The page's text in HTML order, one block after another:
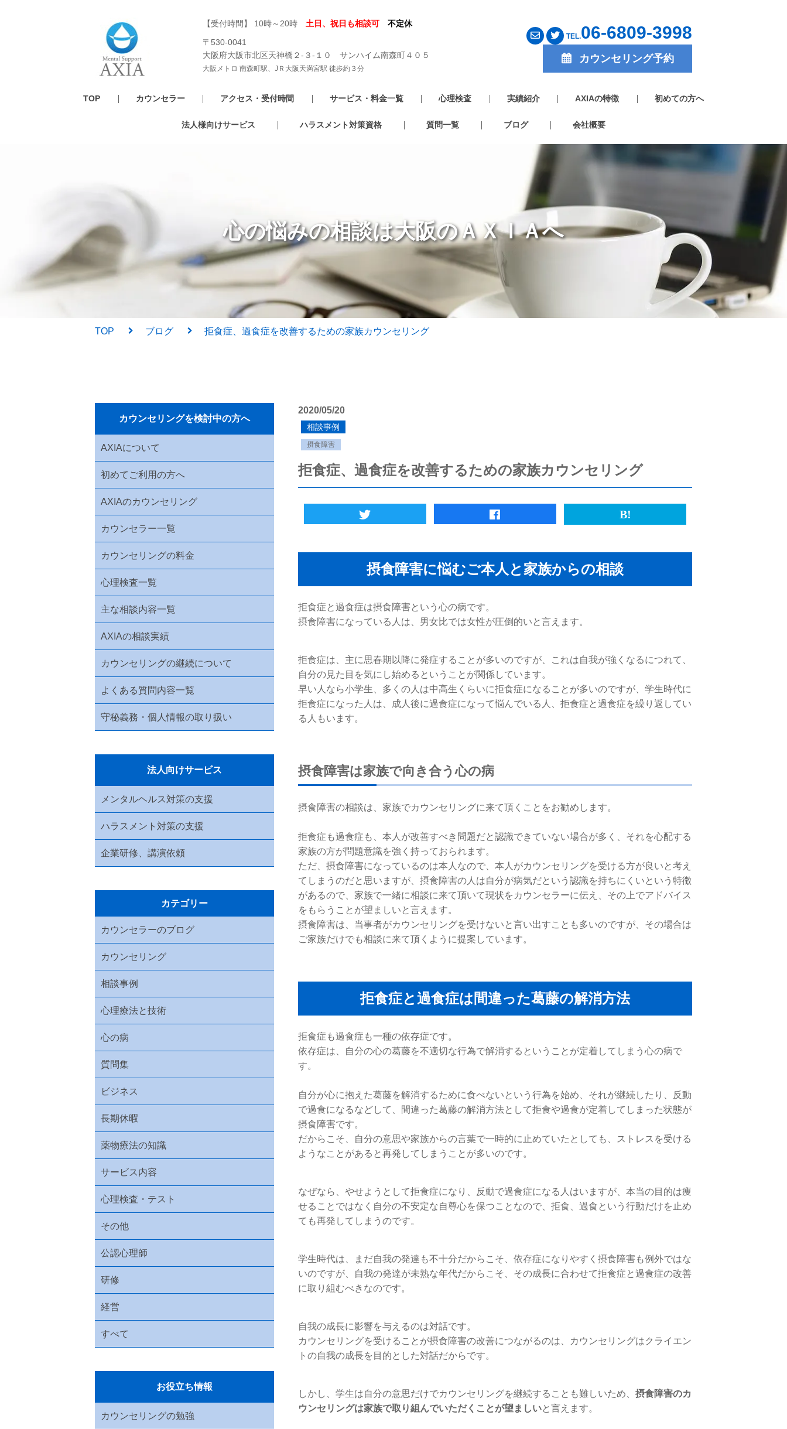
【受付時間】 10時～20時 土日、祝日も相談可 不定休
〒530-0041
大阪府大阪市北区天神橋２-３-１０ サンハイム南森町４０５
大阪メトロ 南森町駅、JＲ大阪天満宮駅 徒歩約３分
TEL.06-6809-3998
カウンセリング予約
TOP カウンセラー アクセス・受付時間 サービス・料金一覧 心理検査 実績紹介 AXIAの特徴 初めての方へ
法人様向けサービス ハラスメント対策資格 質問一覧 ブログ 会社概要
心の悩みの相談は大阪のＡＸＩＡへ
TOP ブログ 拒食症、過食症を改善するための家族カウンセリング
2020/05/20
相談事例
摂食障害
拒食症、過食症を改善するための家族カウンセリング
摂食障害に悩むご本人と家族からの相談
拒食症と過食症は摂食障害という心の病です。
摂食障害になっている人は、男女比では女性が圧倒的いと言えます。
拒食症は、主に思春期以降に発症することが多いのですが、これは自我が強くなるにつれて、
自分の見た目を気にし始めるということが関係しています。
早い人なら小学生、多くの人は中高生くらいに拒食症になることが多いのですが、学生時代に
拒食症になった人は、成人後に過食症になって悩んでいる人、拒食症と過食症を繰り返してい
る人もいます。
摂食障害は家族で向き合う心の病
摂食障害の相談は、家族でカウンセリングに来て頂くことをお勧めします。
拒食症も過食症も、本人が改善すべき問題だと認識できていない場合が多く、それを心配する
家族の方が問題意識を強く持っておられます。
ただ、摂食障害になっているのは本人なので、本人がカウンセリングを受ける方が良いと考え
てしまうのだと思いますが、摂食障害の人は自分が病気だという認識を持ちにくいという特徴
があるので、家族で一緒に相談に来て頂いて現状をカウンセラーに伝え、その上でアドバイス
をもらうことが望ましいと言えます。
摂食障害は、当事者がカウンセリングを受けないと言い出すことも多いのですが、その場合は
ご家族だけでも相談に来て頂くように提案しています。
拒食症と過食症は間違った葛藤の解消方法
拒食症も過食症も一種の依存症です。
依存症は、自分の心の葛藤を不適切な行為で解消するということが定着してしまう心の病で
す。
自分が心に抱えた葛藤を解消するために食べないという行為を始め、それが継続したり、反動
で過食になるなどして、間違った葛藤の解消方法として拒食や過食が定着してしまった状態が
摂食障害です。
だからこそ、自分の意思や家族からの言葉で一時的に止めていたとしても、ストレスを受ける
ようなことがあると再発してしまうことが多いのです。
なぜなら、やせようとして拒食症になり、反動で過食症になる人はいますが、本当の目的は痩
せることではなく自分の不安定な自尊心を保つことなので、拒食、過食という行動だけを止め
ても再発してしまうのです。
学生時代は、まだ自我の発達も不十分だからこそ、依存症になりやすく摂食障害も例外ではな
いのですが、自我の発達が未熟な年代だからこそ、その成長に合わせて拒食症と過食症の改善
に取り組むべきなのです。
自我の成長に影響を与えるのは対話です。
カウンセリングを受けることが摂食障害の改善につながるのは、カウンセリングはクライエン
トの自我の成長を目的とした対話だからです。
しかし、学生は自分の意思だけでカウンセリングを継続することも難しいため、 摂食障害のカ
ウンセリングは家族で取り組んでいただくことが望ましいと言えます。
カウンセリングを検討中の方へ
AXIAについて
初めてご利用の方へ
AXIAのカウンセリング
カウンセラー一覧
カウンセリングの料金
心理検査一覧
主な相談内容一覧
AXIAの相談実績
カウンセリングの継続について
よくある質問内容一覧
守秘義務・個人情報の取り扱い
法人向けサービス
メンタルヘルス対策の支援
ハラスメント対策の支援
企業研修、講演依頼
カテゴリー
カウンセラーのブログ
カウンセリング
相談事例
心理療法と技術
心の病
質問集
ビジネス
長期休暇
薬物療法の知識
サービス内容
心理検査・テスト
その他
公認心理師
研修
経営
すべて
お役立ち情報
カウンセリングの勉強